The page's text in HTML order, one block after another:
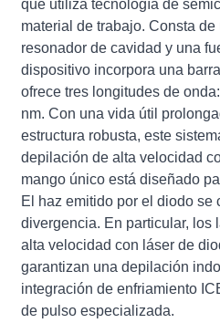
que utiliza tecnología de
material de trabajo. Consta
resonador de cavidad y una
dispositivo incorpora una
ofrece tres longitudes de
nm. Con una vida útil
estructura robusta, este
depilación de alta velocidad
mango único está diseñado
El haz emitido por el diodo se
divergencia. En particular, los
alta velocidad con láser de
garantizan una depilación
integración de enfriamiento
de pulso especializada.